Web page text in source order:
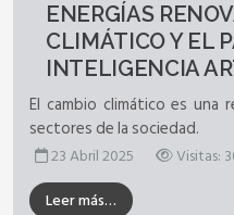
ENERGÍAS
CLIMÁTICO Y EL
INTELIGENCIA
El cambio climático es
sectores de la sociedad.
23 Abril 2025
Visitas:
Leer más…